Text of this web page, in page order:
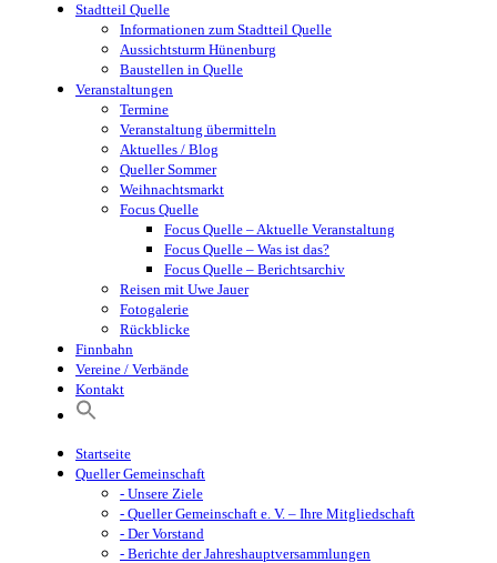
Stadtteil Quelle
Informationen zum Stadtteil Quelle
Aussichtsturm Hünenburg
Baustellen in Quelle
Veranstaltungen
Termine
Veranstaltung übermitteln
Aktuelles / Blog
Queller Sommer
Weihnachtsmarkt
Focus Quelle
Focus Quelle – Aktuelle Veranstaltung
Focus Quelle – Was ist das?
Focus Quelle – Berichtsarchiv
Reisen mit Uwe Jauer
Fotogalerie
Rückblicke
Finnbahn
Vereine / Verbände
Kontakt
Startseite
Queller Gemeinschaft
- Unsere Ziele
- Queller Gemeinschaft e. V. – Ihre Mitgliedschaft
- Der Vorstand
- Berichte der Jahreshauptversammlungen